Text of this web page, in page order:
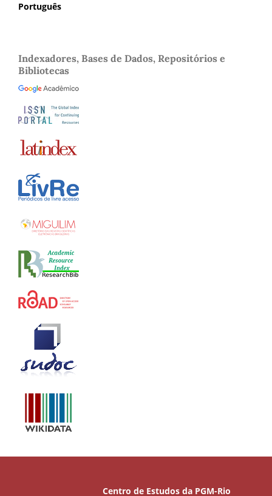
Português
Indexadores, Bases de Dados, Repositórios e
Bibliotecas
Centro de Estudos da PGM-Rio